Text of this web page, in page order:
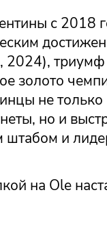
с 2018
золото
не только
но и
штабом и
на Ole